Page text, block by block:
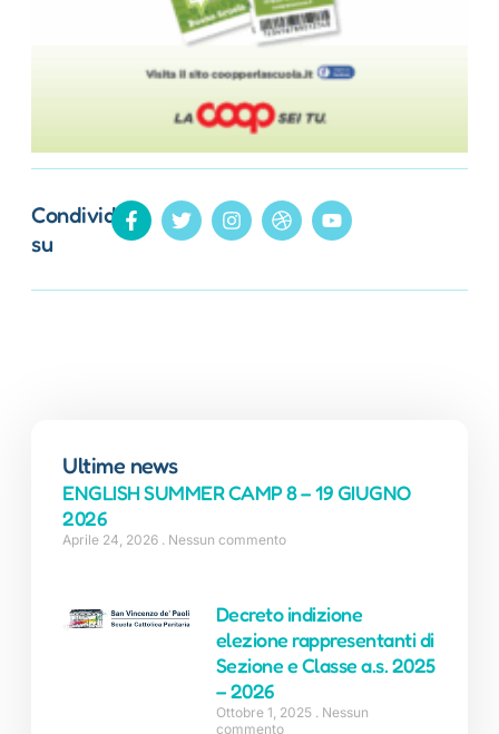
Condividi
su
Ultime news
ENGLISH SUMMER CAMP 8 – 19 GIUGNO
2026
Aprile 24, 2026 Nessun commento
Decreto indizione
elezione rappresentanti di
Sezione e Classe a.s. 2025
– 2026
Ottobre 1, 2025 Nessun
commento